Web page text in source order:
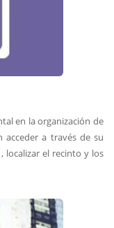
en la organización de
acceder a través de su
localizar el recinto y los